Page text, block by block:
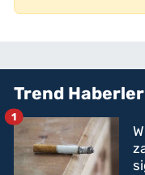
Trend Haberler
1